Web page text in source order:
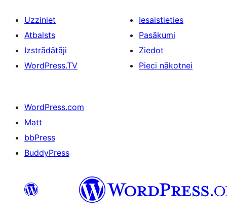
Uzziniet
Atbalsts
Izstrādātāji
WordPress.TV
Iesaistieties
Pasākumi
Ziedot
Pieci nākotnei
WordPress.com
Matt
bbPress
BuddyPress